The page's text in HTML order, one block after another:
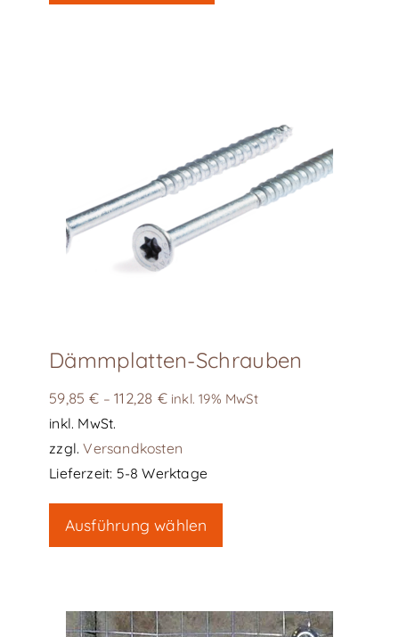
Dämmplatten-Schrauben
59,85€ –112,28 € inkl. 19% MwSt
inkl. MwSt.
zzgl.Versandkosten
Lieferzeit: 5-8 Werktage
Ausführung wählen
weist
Varianten